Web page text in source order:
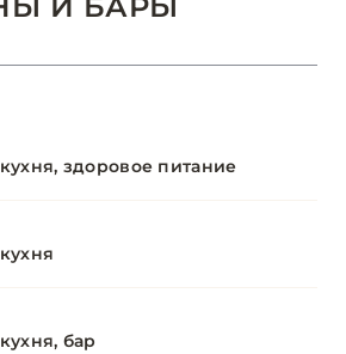
здоровое питание
бар